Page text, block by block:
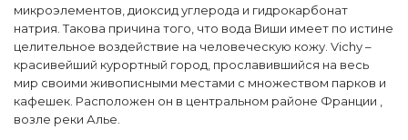
микроэлементов, диоксид углерода и гидрокарбонат
натрия. Такова причина того, что вода Виши имеет по истине
целительное воздействие на человеческую кожу. Vichy –
красивейший курортный город, прославившийся на весь
мир своими живописными местами с множеством парков и
кафешек. Расположен он в центральном районе Франции ,
возле реки Алье.